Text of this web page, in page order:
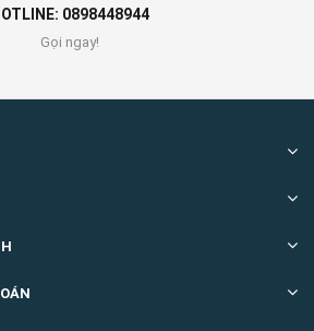
0898448944
Gọi ngay!